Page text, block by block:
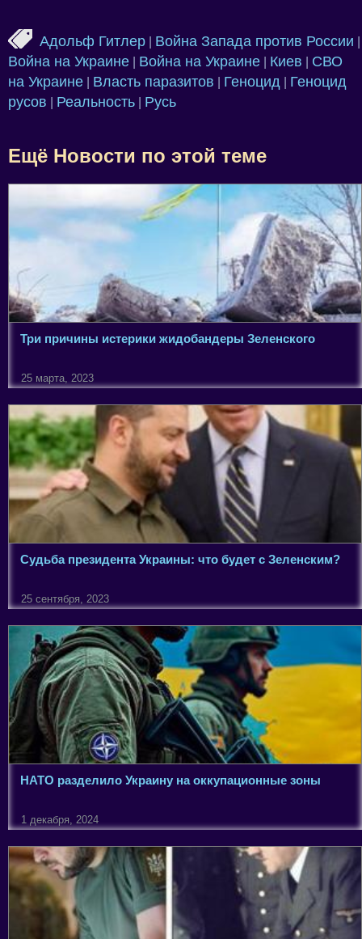
Адольф Гитлер Война Запада против России
Война на Украине Война на Украине Киев
СВО
на Украине
Власть паразитов Геноцид
Геноцид
русов
Реальность Русь
Ещё Новости по этой теме
Три причины истерики жидобандеры Зеленского
25 марта, 2023
Судьба президента Украины: что будет с Зеленским?
25 сентября, 2023
НАТО разделило Украину на оккупационные зоны
1 декабря, 2024